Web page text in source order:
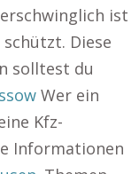
ist
Diese
solltest du
Wer ein
Kfz-
Informationen